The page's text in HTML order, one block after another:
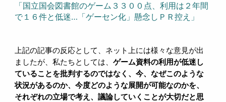
「国立国会図書館のゲーム３３００点、利用は２年間
で１６件と低迷…「ゲーセン化」懸念しＰＲ控え」
上記の記事の反応として、ネット上には様々な意見が出
ましたが、私たちとしては、ゲーム資料の利用が低迷し
ていることを批判するのではなく、今、なぜこのような
状況があるのか、今度どのような展開が可能なのかを、
それぞれの立場で考え、議論していくことが大切だと思